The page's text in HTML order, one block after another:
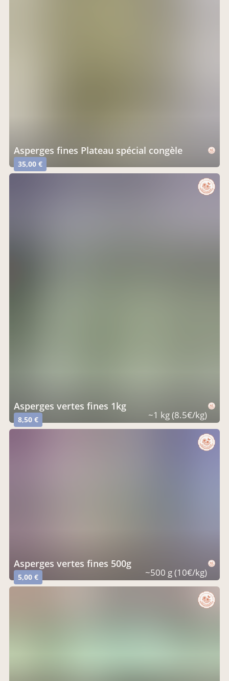
Asperges fines Plateau spécial congèle
35,00 €
Asperges vertes fines 1kg
8,50 € ~1 kg (8.5€/kg)
Asperges vertes fines 500g
5,00 € ~500 g (10€/kg)